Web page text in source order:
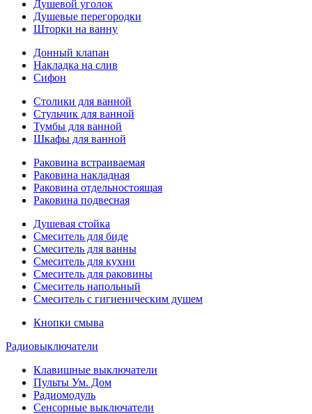
Душевой уголок
Душевые перегородки
Шторки на ванну
Донный клапан
Накладка на слив
Сифон
Столики для ванной
Стульчик для ванной
Тумбы для ванной
Шкафы для ванной
Раковина встраиваемая
Раковина накладная
Раковина отдельностоящая
Раковина подвесная
Душевая стойка
Смеситель для биде
Смеситель для ванны
Смеситель для кухни
Смеситель для раковины
Смеситель напольный
Смеситель с гигиеническим душем
Кнопки смыва
Радиовыключатели
Клавишные выключатели
Пульты Ум. Дом
Радиомодуль
Сенсорные выключатели